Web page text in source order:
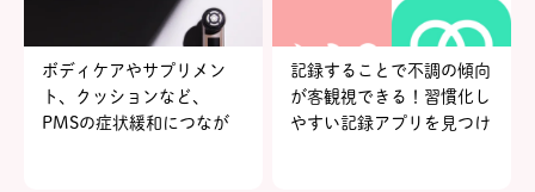
ボディケアやサプリメン
ト、クッションなど、
PMSの症状緩和につなが
記録することで不調の傾向
が客観視できる！習慣化し
やすい記録アプリを見つけ